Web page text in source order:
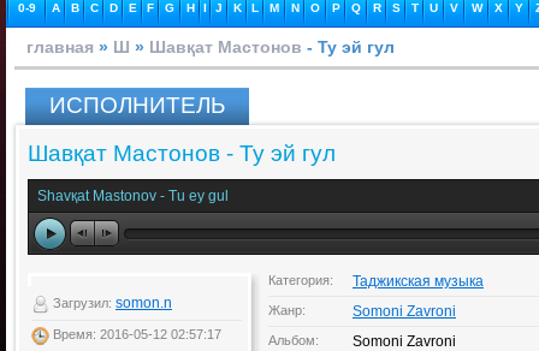
0-9 A B C D E F G H I J K L M N O P Q R S T U V W X Y
главная » Ш » Шавқат Мастонов - Ту эй гул
ИСПОЛНИТЕЛЬ
Шавқат Мастонов - Ту эй гул
Shavқat Mastonov - Tu ey gul
Загрузил: somon.n
Время: 2016-05-12 02:57:17
Категория: Таджикская музыка
Жанр: Somoni Zavroni
Альбом: Somoni Zavroni